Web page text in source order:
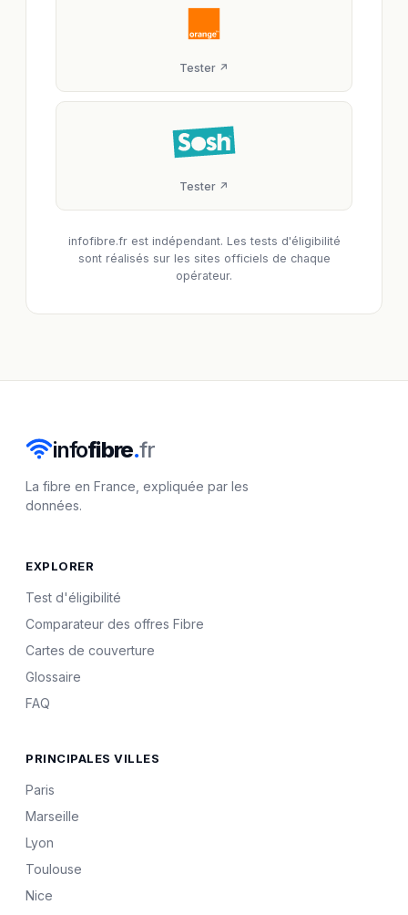
Tester ↗
Tester ↗
infofibre.fr est indépendant. Les tests d'éligibilité
sont réalisés sur les sites officiels de chaque
opérateur.
infofibre.fr
La fibre en France, expliquée par les
données.
EXPLORER
Test d'éligibilité
Comparateur des offres Fibre
Cartes de couverture
Glossaire
FAQ
PRINCIPALES VILLES
Paris
Marseille
Lyon
Toulouse
Nice